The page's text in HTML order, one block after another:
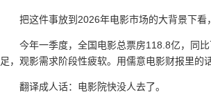
把这件事放到2026年电影市场的大背景下看
今年一季度，全国电影总票房118.8亿，同
足，观影需求阶段性疲软。用儒意电影财报里的
翻译成人话：电影院快没人去了。